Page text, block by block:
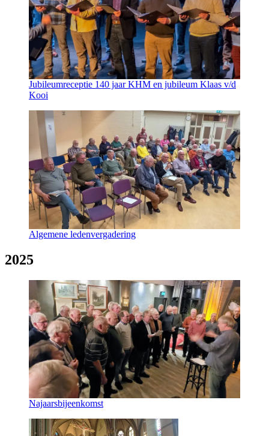
Jubileumreceptie 140 jaar KHM en jubileum Klaas v/d
Kooi
Algemene ledenvergadering
2025
Najaarsbijeenkomst